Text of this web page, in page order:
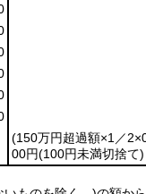
(150万円超過額×1／
00円(100円未満切捨て)